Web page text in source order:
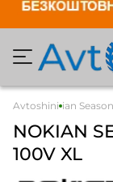
Avtoshini
Легкові Nokian
NOKIAN
100V XL